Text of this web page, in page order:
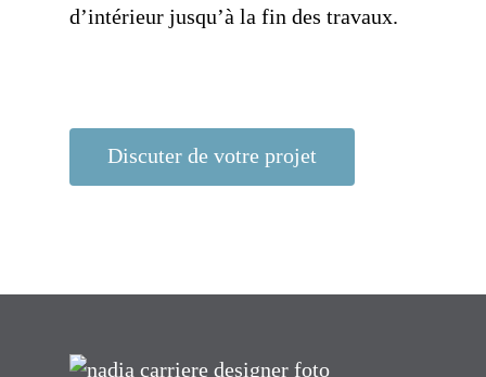
d’intérieur jusqu’à la fin des travaux.
Discuter de votre projet